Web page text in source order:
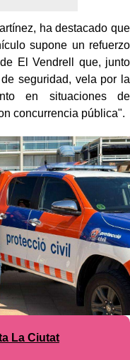
ha destacado que
supone un refuerzo
El Vendrell que, junto
seguridad, vela por la
en situaciones de
concurrencia pública".
La Ciutat